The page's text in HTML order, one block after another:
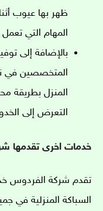
ظهر بها عيوب
المهام التي
بالإضافة إلى
المتخصصين في
المنزل بطريقة
التعرض إلى
خدمات اخرى تقدمها
تقدم شركة الفردوس
السباكة المنزلية في